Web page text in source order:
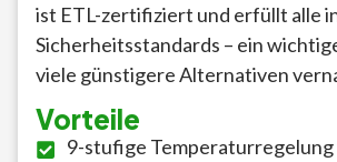
ist ETL-zertifiziert und erfüllt alle
Sicherheitsstandards – ein
viele günstigere Alternativen
Vorteile
9-stufige Temperaturregelung